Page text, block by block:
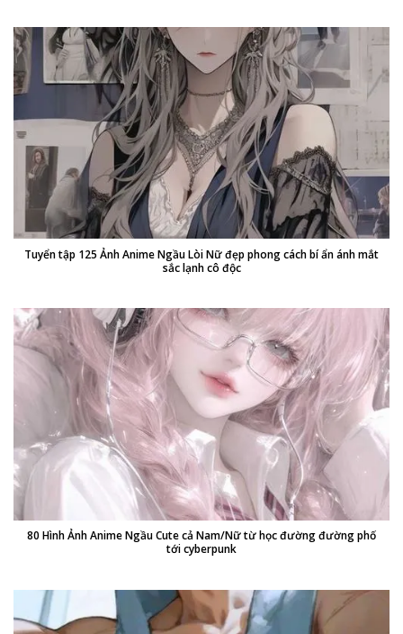
Tuyển tập 125 Ảnh Anime Ngầu Lòi Nữ đẹp phong cách bí ẩn ánh mắt
sắc lạnh cô độc
80 Hình Ảnh Anime Ngầu Cute cả Nam/Nữ từ học đường đường phố
tới cyberpunk